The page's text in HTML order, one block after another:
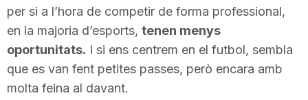
per si a l’hora de competir de forma professional,
en la majoria d’esports, tenen menys
oportunitats. I si ens centrem en el futbol, sembla
que es van fent petites passes, però encara amb
molta feina al davant.